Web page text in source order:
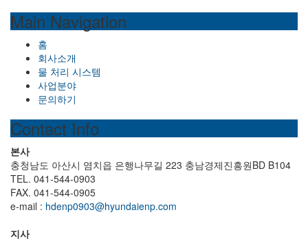
Main Navigation
홈
회사소개
물 처리 시스템
사업분야
문의하기
Contact Info
본사
충청남도 아산시 염치읍 은행나무길 223 충남경제진흥원BD B104
TEL. 041-544-0903
FAX. 041-544-0905
e-mail : hdenp0903@hyundaienp.com
지사